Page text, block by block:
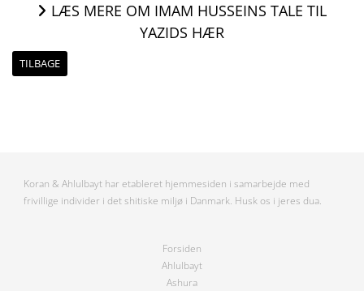
LÆS MERE OM IMAM HUSSEINS TALE TIL
YAZIDS HÆR
TILBAGE
Koran & Ahlulbayt har etableret hjemmesiden i samarbejde med
frivillige individer i det shitiske miljø i Danmark. Husk os i jeres dua.
Forsiden
Ahlulbayt
Ashura